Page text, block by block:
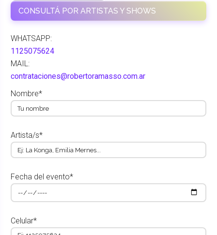
CONSULTÁ POR ARTISTAS Y SHOWS
WHATSAPP:
1125075624
MAIL:
contrataciones@robertoramasso.com.ar
Nombre*
Artista/s*
Fecha del evento*
Celular*